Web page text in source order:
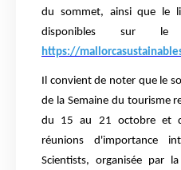
du sommet, ainsi que le
disponibles sur
https://
Il convient de noter que le
de la Semaine du tourisme
du 15 au 21 octobre et
réunions d'importance
Scientists, organisée par